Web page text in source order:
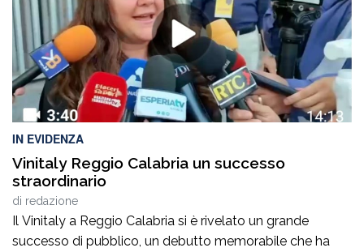
IN EVIDENZA
Vinitaly Reggio Calabria un successo
straordinario
di redazione
Il Vinitaly a Reggio Calabria si è rivelato un grande
successo di pubblico, un debutto memorabile che ha